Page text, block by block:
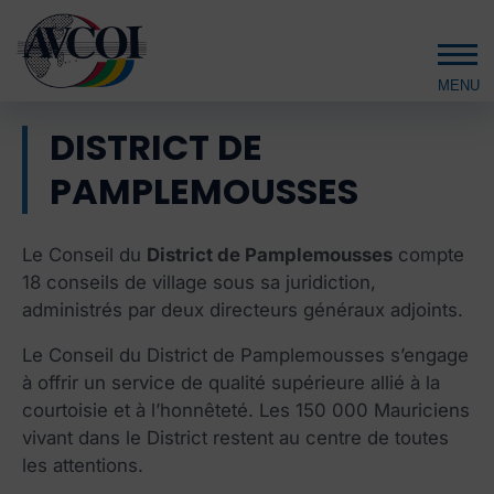
Aller au contenu principal
PAMPLEMOUSSES – MAURICE
DISTRICT DE
PAMPLEMOUSSES
Le Conseil du District de Pamplemousses compte
18 conseils de village sous sa juridiction,
administrés par deux directeurs généraux adjoints.
Le Conseil du District de Pamplemousses s’engage
à offrir un service de qualité supérieure allié à la
courtoisie et à l’honnêteté. Les 150 000 Mauriciens
vivant dans le District restent au centre de toutes
les attentions.